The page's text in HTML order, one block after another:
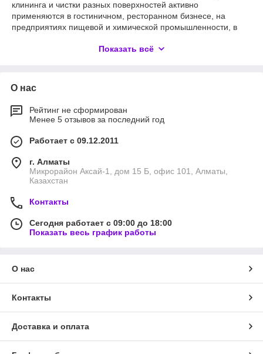
клининга и чистки разных поверхностей активно
применяются в гостиничном, ресторанном бизнесе, на
предприятиях пищевой и химической промышленности, в
санитарных норм и т.д. Они помогут быстро и без лишних
средства для уборки поверхностей производства компании
Diversey предлагает интернет–магазин «КДС–Алматы».
Достоинства и виды средств для
уборки поверхностей Diversey
Наш онлайн каталог предлагает большой выбор
профессиональных средств для уборки поверхностей разных
типов. Тут вы сможете подобрать и на выгодных условиях
чистоты и свежести. Продуманный и безопасный состав
крупных компаниях.
средства для чистки сантехники (ванны, раковины,
санузлы);
средства для глянцевых поверхностей и стекла
средство для чистки и удаления пятен с ковров
полироли для мебели и т.п.
Показать всё
О нас
Рейтинг не сформирован
Менее 5 отзывов за последний год
Работает с 09.12.2011
г. Алматы
Микрорайон Аксай-1, дом 15 Б, офис 101, Алматы,
Казахстан
Контакты
Сегодня работает с 09:00 до 18:00
Показать весь график работы
О нас
Контакты
Доставка и оплата